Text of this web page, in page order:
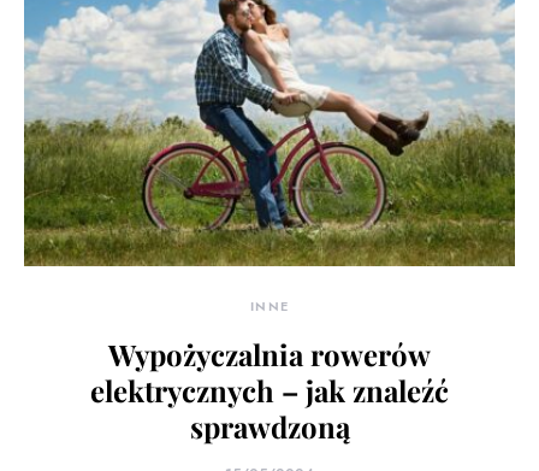
INNE
Wypożyczalnia rowerów
elektrycznych – jak znaleźć
sprawdzoną